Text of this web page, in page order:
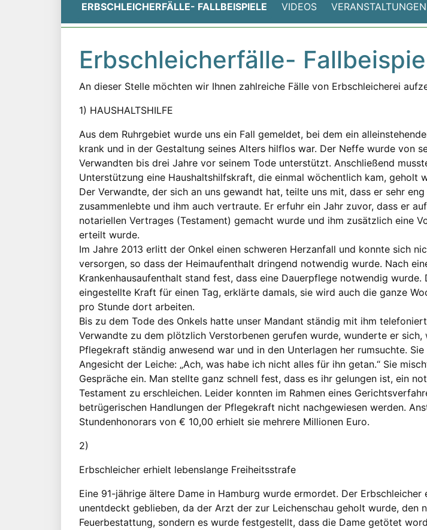
ERBSCHLEICHERFÄLLE- FALLBEISPIELE
VIDEOS VERANSTALTUNGEN
Erbschleicherfälle-
An dieser Stelle möchten wir Ihnen zahlreiche Fälle von Erbschleicherei
1) HAUSHALTSHILFE
Aus dem Ruhrgebiet wurde uns ein Fall gemeldet, bei dem ein
krank und in der Gestaltung seines Alters hilflos war. Der Neffe wurde von
Verwandten bis drei Jahre vor seinem Tode unterstützt. Anschließend
Unterstützung eine Haushaltshilfskraft, die einmal wöchentlich kam, geholt
Der Verwandte, der sich an uns gewandt hat, teilte uns mit, dass er sehr
zusammenlebte und ihm auch vertraute. Er erfuhr ein Jahr zuvor, dass er
notariellen Vertrages (Testament) gemacht wurde und ihm zusätzlich eine
erteilt wurde.
Im Jahre 2013 erlitt der Onkel einen schweren Herzanfall und konnte sich
versorgen, so dass der Heimaufenthalt dringend notwendig wurde. Nach
Krankenhausaufenthalt stand fest, dass eine Dauerpflege notwendig wurde.
eingestellte Kraft für einen Tag, erklärte damals, sie wird auch die ganze
pro Stunde dort arbeiten.
Bis zu dem Tode des Onkels hatte unser Mandant ständig mit ihm
Verwandte zu dem plötzlich Verstorbenen gerufen wurde, wunderte er sich,
Pflegekraft ständig anwesend war und in den Unterlagen her rumsuchte.
Angesicht der Leiche: „Ach, was habe ich nicht alles für ihn getan.“ Sie
Gespräche ein. Man stellte ganz schnell fest, dass es ihr gelungen ist, ein
Testament zu erschleichen. Leider konnten im Rahmen eines
betrügerischen Handlungen der Pflegekraft nicht nachgewiesen werden.
Stundenhonorars von € 10,00 erhielt sie mehrere Millionen Euro.
2)
Erbschleicher erhielt lebenslange Freiheitsstrafe
Eine 91-jährige ältere Dame in Hamburg wurde ermordet. Der
unentdeckt geblieben, da der Arzt der zur Leichenschau geholt wurde, den
Feuerbestattung, sondern es wurde festgestellt, dass die Dame getötet